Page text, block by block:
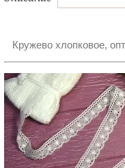
Кружево хлопковое,